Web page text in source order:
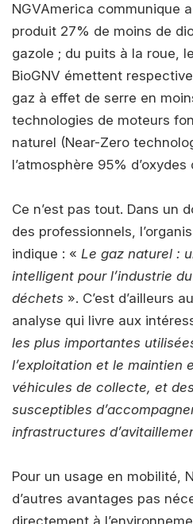
NGVAmerica communique
produit 27% de moins de
gazole ; du puits à la roue,
BioGNV émettent
gaz à effet de serre en
technologies de moteurs
naturel (Near-Zero
l’atmosphère 95% d’oxydes
Ce n’est pas tout. Dans un
des professionnels,
indique : « Le gaz naturel :
intelligent pour l’industrie
déchets ». C’est d’ailleurs
analyse qui livre aux
les plus importantes
l’exploitation et le maintien
véhicules de collecte, et
susceptibles
infrastructures
Pour un usage en mobilité,
d’autres avantages pas